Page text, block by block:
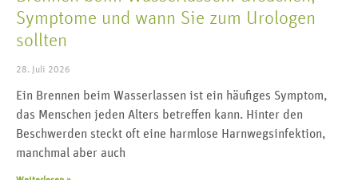
Symptome und wann Sie zum Urologen
sollten
28. Juli 2026
Ein Brennen beim Wasserlassen ist ein häufiges Symptom,
das Menschen jeden Alters betreffen kann. Hinter den
Beschwerden steckt oft eine harmlose Harnwegsinfektion,
manchmal aber auch